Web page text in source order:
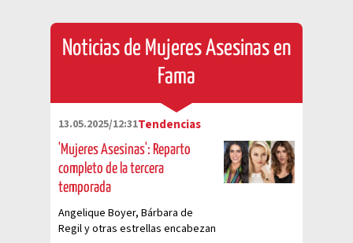
Noticias de Mujeres Asesinas en
Fama
13.05.2025/12:31Tendencias
'Mujeres Asesinas': Reparto
completo de la tercera
temporada
Angelique Boyer, Bárbara de
Regil y otras estrellas encabezan